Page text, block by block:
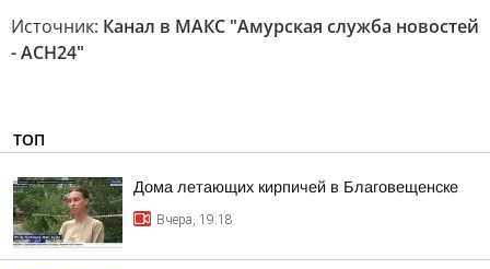
Источник: Канал в МАКС "Амурская служба новостей
- АСН24"
ТОП
Дома летающих кирпичей в Благовещенске
Вчера, 19:18